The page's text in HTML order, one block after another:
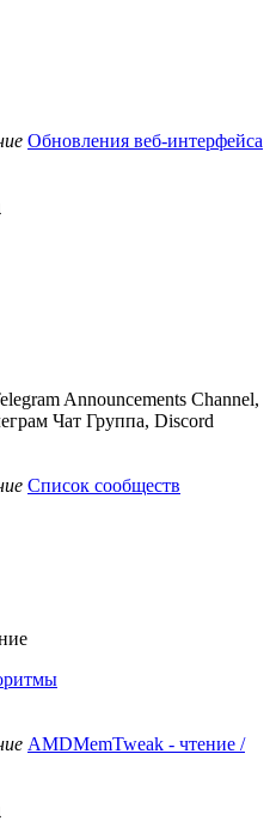
Обновления веб-интерфейса
Announcements Channel,
Чат Группа, Discord
Список сообществ
AMDMemTweak - чтение /